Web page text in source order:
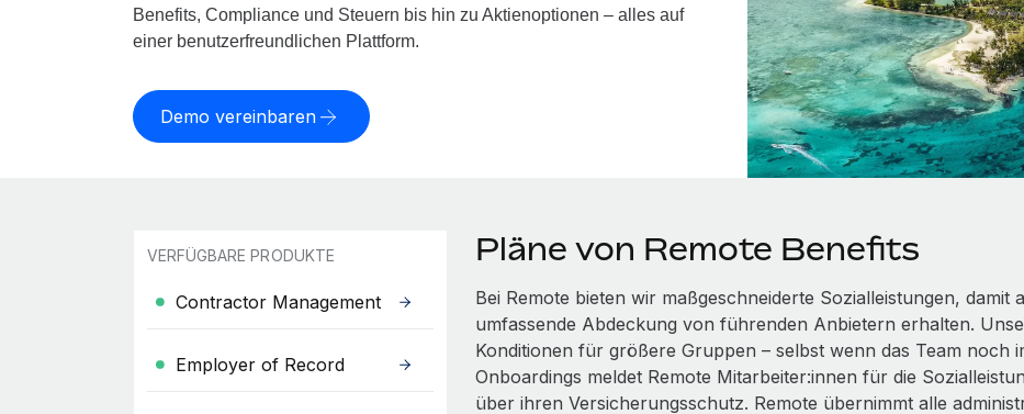
Benefits, Compliance und Steuern bis hin zu Aktienoptionen – alles auf
einer benutzerfreundlichen Plattform.
Demo vereinbaren
VERFÜGBARE PRODUKTE
Contractor Management
Employer of Record
Pläne von Remote Benefits
Bei Remote bieten wir maßgeschneiderte Sozialleistungen, damit
umfassende Abdeckung von führenden Anbietern erhalten.
Konditionen für größere Gruppen – selbst wenn das Team noch
Onboardings meldet Remote Mitarbeiter:innen für die
über ihren Versicherungsschutz. Remote übernimmt alle